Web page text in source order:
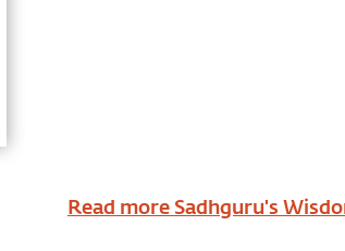
Read more Sadhguru's